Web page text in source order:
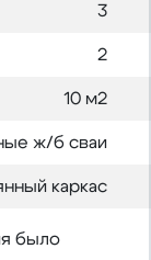
3
2
10 м2
ж/б сваи
каркас
было